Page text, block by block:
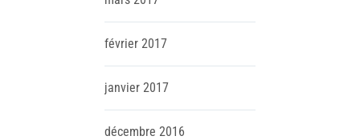
février 2017
janvier 2017
décembre 2016